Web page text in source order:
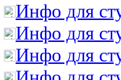
Инфо для
Инфо для
Инфо для